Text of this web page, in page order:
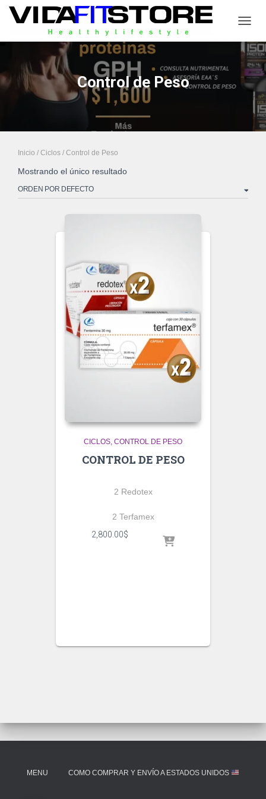
Control de Peso
Inicio / Ciclos / Control de Peso
Mostrando el único resultado
CICLOS CONTROL DE PESO
CONTROL DE PESO
2 Redotex
2 Terfamex
2,800.00$
MENU COMO COMPRAR Y ENVÍO A ESTADOS UNIDOS